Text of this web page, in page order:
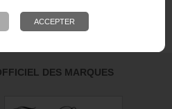
*
4.65/5
DES MARQUES